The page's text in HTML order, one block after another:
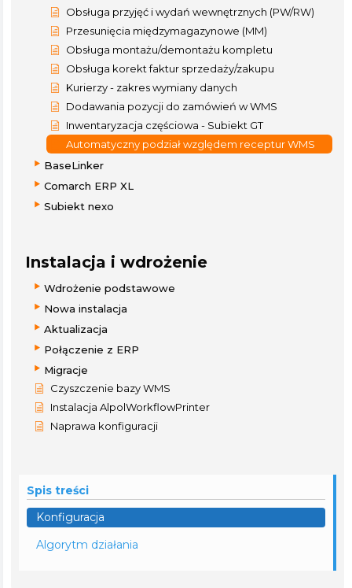
Obsługa przyjęć i wydań wewnętrznych (PW/RW)
Przesunięcia międzymagazynowe (MM)
Obsługa montażu/demontażu kompletu
Obsługa korekt faktur sprzedaży/zakupu
Kurierzy - zakres wymiany danych
Dodawania pozycji do zamówień w WMS
Inwentaryzacja częściowa - Subiekt GT
Automatyczny podział względem receptur WMS
BaseLinker
Comarch ERP XL
Subiekt nexo
Instalacja i wdrożenie
Wdrożenie podstawowe
Nowa instalacja
Aktualizacja
Połączenie z ERP
Migracje
Czyszczenie bazy WMS
Instalacja AlpolWorkflowPrinter
Naprawa konfiguracji
Spis treści
Konfiguracja
Algorytm działania